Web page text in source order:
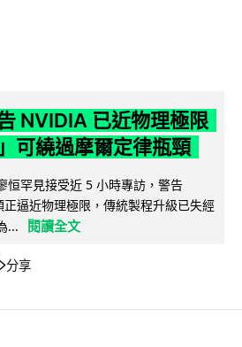
NVIDIA 已近物理極限
可繞過摩爾定律瓶頸
恒罕見接受近 5 小時專訪，警告
逼近物理極限，傳統製程升級已失經
...
閱讀全文
分享